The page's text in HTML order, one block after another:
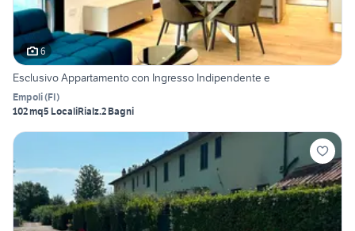
6
Esclusivo Appartamento con Ingresso Indipendente e
Empoli(FI)
102 mq5 LocaliRialz.2 Bagni